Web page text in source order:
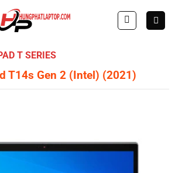
T SERIES
T14s Gen 2 (Intel) (2021)